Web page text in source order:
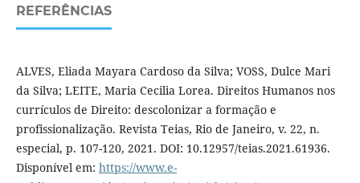
REFERÊNCIAS
ALVES, Eliada Mayara Cardoso da Silva; VOSS, Dulce Mari
da Silva; LEITE, Maria Cecilia Lorea. Direitos Humanos nos
currículos de Direito: descolonizar a formação e
profissionalização. Revista Teias, Rio de Janeiro, v. 22, n.
especial, p. 107-120, 2021. DOI: 10.12957/teias.2021.61936.
Disponível em: https://www.e-